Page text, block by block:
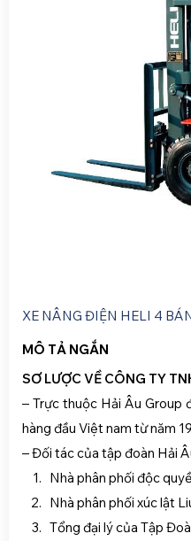
XE NÂNG ĐIỆN HELI 4
MÔ TẢ NGẮN
SƠ LƯỢC VỀ CÔNG TY
– Trực thuộc Hải Âu Group
hàng đầu Việt nam từ năm
– Đối tác của tập đoàn Hải
Nhà phân phối độc
Nhà phân phối xúc lật
Tổng đại lý của Tập